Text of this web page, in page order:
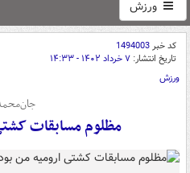
ورزش
کد خبر1494003
تاریخ انتشار: ۷ خرداد ۱۴۰۲ - ۱۴:۳۳
ورزش
مظلوم مسابقات